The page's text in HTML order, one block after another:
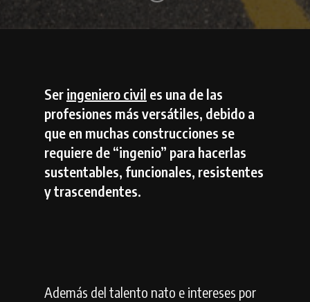
Ser ingeniero civil es una de las
profesiones más versátiles, debido a
que en muchas construcciones se
requiere de “ingenio” para hacerlas
sustentables, funcionales, resistentes
y trascendentes.
Además del talento nato e intereses por